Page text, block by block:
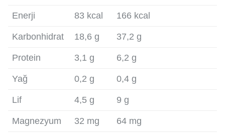
Enerji 83 kcal 166 kcal
Karbonhidrat 18,6 g 37,2 g
Protein 3,1 g 6,2 g
Yağ 0,2 g 0,4 g
Lif 4,5 g 9 g
Magnezyum 32 mg 64 mg